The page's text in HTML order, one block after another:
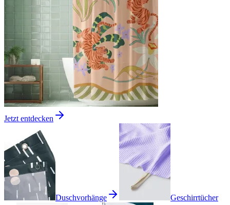
Jetzt entdecken
Duschvorhänge Geschirrtücher